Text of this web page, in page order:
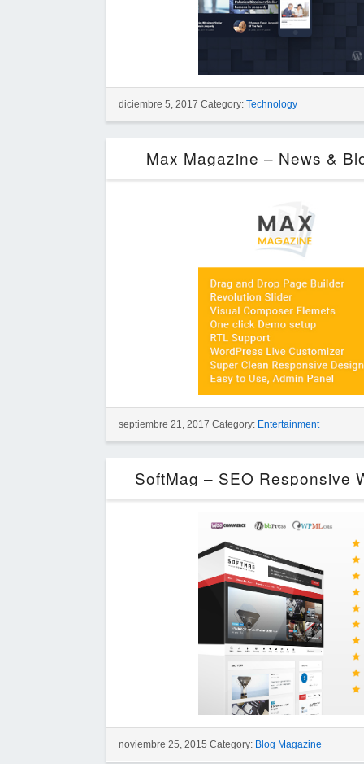
diciembre 5, 2017 Category: Technology
Max Magazine – News &
septiembre 21, 2017 Category: Entertainment
SoftMag – SEO Responsive
noviembre 25, 2015 Category: Blog Magazine